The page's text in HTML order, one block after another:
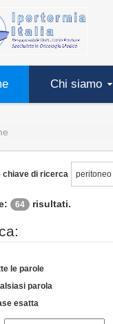
Chi siamo
chiave di ricerca
64 risultati.
le parole
parola
esatta